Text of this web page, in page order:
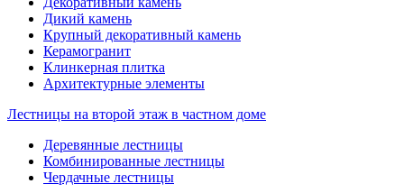
Дикий камень
Крупный декоративный камень
Керамогранит
Клинкерная плитка
Архитектурные элементы
Лестницы на второй этаж в частном доме
Деревянные лестницы
Комбинированные лестницы
Чердачные лестницы